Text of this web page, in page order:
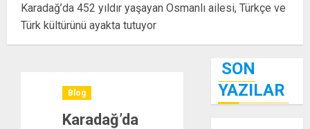
Karadağ’da 452 yıldır yaşayan Osmanlı ailesi, Türkçe ve
Türk kültürünü ayakta tutuyor
Blog
Karadağ’da
SON
YAZILAR